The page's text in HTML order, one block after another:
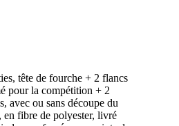
tête de fourche + 2 flancs
pour la compétition + 2
avec ou sans découpe du
en fibre de polyester, livré